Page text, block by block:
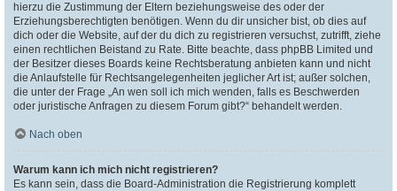
hierzu die Zustimmung der Eltern beziehungsweise des oder der
Erziehungsberechtigten benötigen. Wenn du dir unsicher bist, ob dies auf
dich oder die Website, auf der du dich zu registrieren versuchst, zutrifft, ziehe
einen rechtlichen Beistand zu Rate. Bitte beachte, dass phpBB Limited und
der Besitzer dieses Boards keine Rechtsberatung anbieten kann und nicht
die Anlaufstelle für Rechtsangelegenheiten jeglicher Art ist; außer solchen,
die unter der Frage „An wen soll ich mich wenden, falls es Beschwerden
oder juristische Anfragen zu diesem Forum gibt?“ behandelt werden.
Nach oben
Warum kann ich mich nicht registrieren?
Es kann sein, dass die Board-Administration die Registrierung komplett